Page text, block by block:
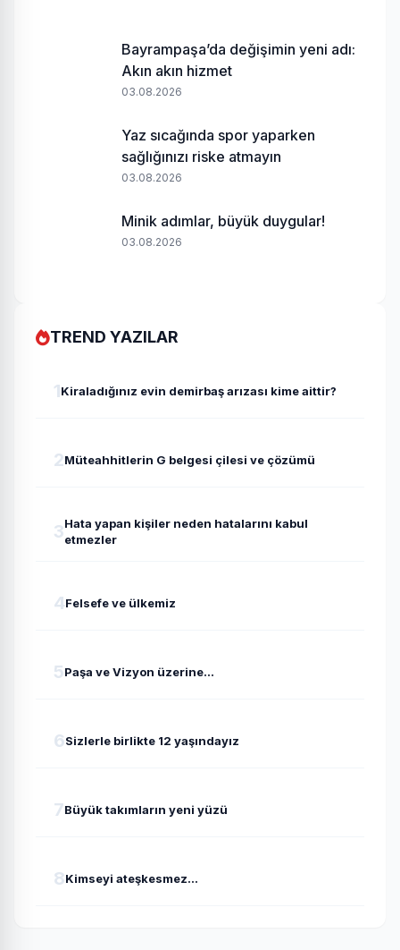
Bayrampaşa’da değişimin yeni adı:
Akın akın hizmet
03.08.2026
Yaz sıcağında spor yaparken
sağlığınızı riske atmayın
03.08.2026
Minik adımlar, büyük duygular!
03.08.2026
TREND YAZILAR
1Kiraladığınız evin demirbaş arızası kime aittir?
2Müteahhitlerin G belgesi çilesi ve çözümü
3Hata yapan kişiler neden hatalarını kabul
etmezler
4Felsefe ve ülkemiz
5Paşa ve Vizyon üzerine...
6Sizlerle birlikte 12 yaşındayız
7Büyük takımların yeni yüzü
8Kimseyi ateşkesmez...